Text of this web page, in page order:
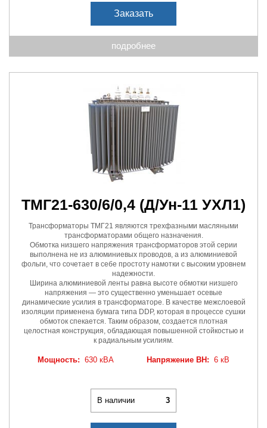
Заказать
подробнее
ТМГ21-630/6/0,4 (Д/Ун-11 УХЛ1)
Трансформаторы ТМГ21 являются трехфазными масляными
трансформаторами общего назначения.
Обмотка низшего напряжения трансформаторов этой серии
выполнена не из алюминиевых проводов, а из алюминиевой
фольги, что сочетает в себе простоту намотки с высоким уровнем
надежности.
Ширина алюминиевой ленты равна высоте обмотки низшего
напряжения — это существенно уменьшает осевые
динамические усилия в трансформаторе. В качестве межслоевой
изоляции применена бумага типа DDP, которая в процессе сушки
обмоток спекается. Таким образом, создается плотная
целостная конструкция, обладающая повышенной стойкостью и
к радиальным усилиям.
Мощность: 630 кВА Напряжение ВН: 6 кВ
В наличии 3